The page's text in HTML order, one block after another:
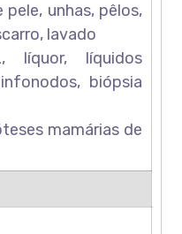
unhas, pêlos,
lavado
líquor, líquidos
biópsia
mamárias de